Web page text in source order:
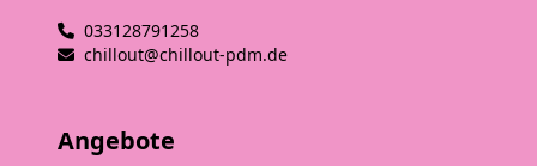
033128791258
chillout@chillout-pdm.de
Angebote